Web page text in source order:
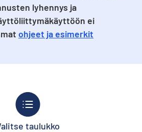
lyhennys ja
ei
ohjeet ja esimerkit
taulukko